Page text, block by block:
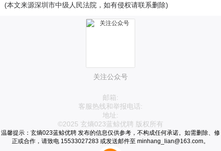
(本文来源深圳市中级人民法院，如有侵权请联系删除)
关注公众号
邮箱:
客服热线和举报电话:
地址:
©2025 玄熵023蓝鲸优聘 版权所有
温馨提示：玄熵023蓝鲸优聘 发布的信息仅供参考，不构成任何承诺。如需删除、修
正或合作，请致电 15533027283 或发送邮件至 minhang_lian@163.com。